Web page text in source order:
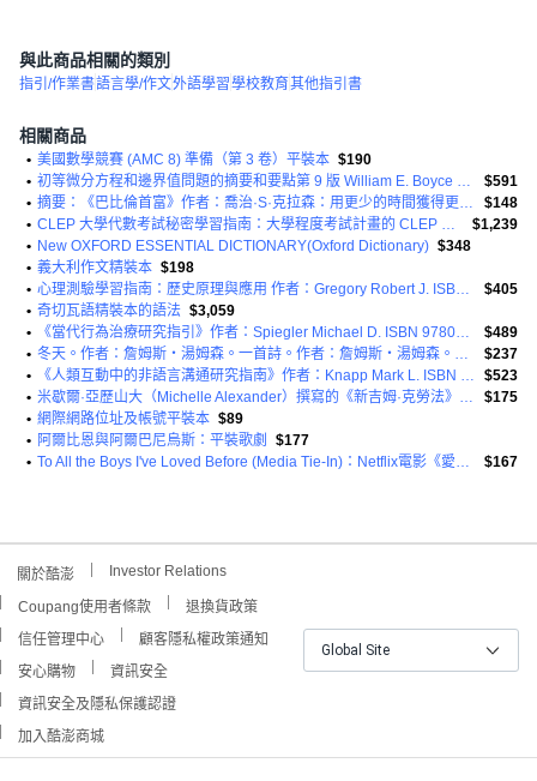
與此商品相關的類別
指引/作業書語言學/作文外語學習學校教育其他指引書
相關商品
• 美國數學競賽 (AMC 8) 準備（第 3 卷）平裝本 $190
•
初等微分方程和邊界值問題的摘要和要點第 9 版 William E. Boyce 平裝本
$591
•
摘要：《巴比倫首富》作者：喬治·S·克拉森：用更少的時間獲得更多的知識平裝本
$148
•
CLEP 大學代數考試秘密學習指南：大學程度考試計畫的 CLEP 測驗複習平裝本
$1,239
• New OXFORD ESSENTIAL DICTIONARY(Oxford Dictionary) $348
• 義大利作文精裝本 $198
•
心理測驗學習指南：歷史原理與應用 作者：Gregory Robert J. ISBN 9780205959273 平裝本
$405
• 奇切瓦語精裝本的語法 $3,059
•
《當代行為治療研究指引》作者：Spiegler Michael D. ISBN 9780495509066 平裝本
$489
•
冬天。作者：詹姆斯‧湯姆森。一首詩。作者：詹姆斯‧湯姆森。第四版。平裝
$237
•
《人類互動中的非語言溝通研究指南》作者：Knapp Mark L. ISBN 9780495568698 平裝本
$523
•
米歇爾·亞歷山大（Michelle Alexander）撰寫的《新吉姆·克勞法》摘要：對話入門平裝本
$175
• 網際網路位址及帳號平裝本 $89
• 阿爾比恩與阿爾巴尼烏斯：平裝歌劇
$177
•
To All the Boys I've Loved Before (Media Tie-In)：Netflix電影《愛的過去進行式》原著小說 $167
關於酷澎 Investor Relations
Coupang使用者條款
退換貨政策
信任管理中心
顧客隱私權政策通知
安心購物
資訊安全
資訊安全及隱私保護認證
加入酷澎商城
Global Site